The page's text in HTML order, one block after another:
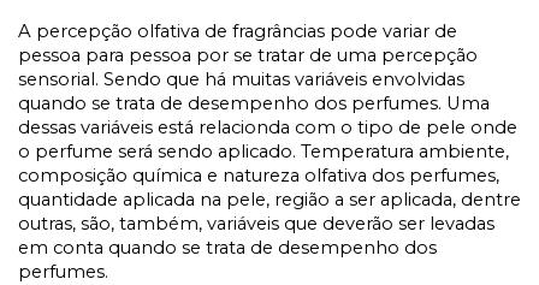
A percepção olfativa de fragrâncias pode variar de
pessoa para pessoa por se tratar de uma percepção
sensorial. Sendo que há muitas variáveis envolvidas
quando se trata de desempenho dos perfumes. Uma
dessas variáveis está relacionda com o tipo de pele onde
o perfume será sendo aplicado. Temperatura ambiente,
composição química e natureza olfativa dos perfumes,
quantidade aplicada na pele, região a ser aplicada, dentre
outras, são, também, variáveis que deverão ser levadas
em conta quando se trata de desempenho dos
perfumes.